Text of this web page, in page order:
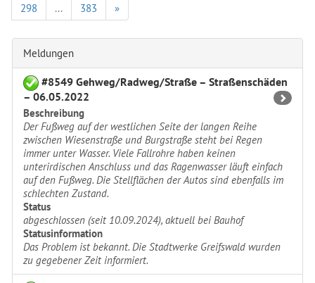
298
... 383 »
Meldungen
#8549 Gehweg/Radweg/Straße – Straßenschäden
– 06.05.2022
Beschreibung
Der Fußweg auf der westlichen Seite der langen Reihe
zwischen Wiesenstraße und Burgstraße steht bei Regen
immer unter Wasser. Viele Fallrohre haben keinen
unterirdischen Anschluss und das Ragenwasser läuft einfach
auf den Fußweg. Die Stellflächen der Autos sind ebenfalls im
schlechten Zustand.
Status
abgeschlossen (seit 10.09.2024), aktuell bei Bauhof
Statusinformation
Das Problem ist bekannt. Die Stadtwerke Greifswald wurden
zu gegebener Zeit informiert.